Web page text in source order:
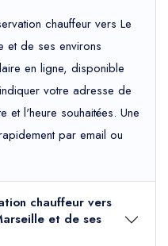
chauffeur vers Le
et de ses environs
en ligne, disponible
votre adresse de
et l'heure souhaitées. Une
par email ou
chauffeur vers
et de ses